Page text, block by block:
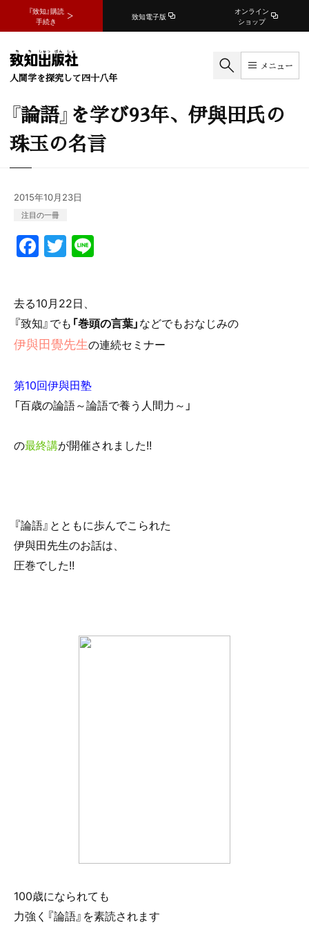
『致知』購読
手続き
致知電子版
オンライン
ショップ
人間学を探究して四十八年
メニュー
『論語』を学び93年、伊與田氏の
珠玉の名言
2015年10月23日
注目の一冊
F
a
c
e
b
o
o
k
T
w
itt
er
去る10月22日、
『致知』でも 「巻頭の言葉」などでもおなじみの
伊與田覺先生の連続セミナー
第10回伊與田塾
「百歳の論語～論語で養う人間力～」
の最終講が開催されました!!
『論語』とともに歩んでこられた
伊與田先生のお話は、
圧巻でした!!
100歳になられても
力強く『論語』を素読されます